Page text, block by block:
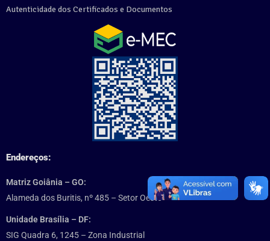
Autenticidade dos Certificados e Documentos
Endereços:
Matriz Goiânia – GO:
Alameda dos Buritis, nº 485 – Setor Oeste
Unidade Brasília – DF:
SIG Quadra 6, 1245 – Zona Industrial